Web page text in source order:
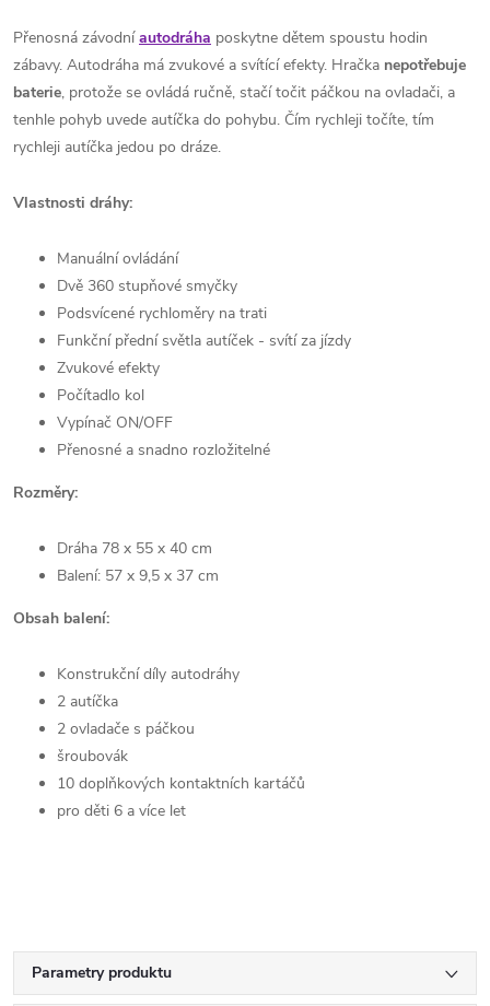
Přenosná závodníautodráha poskytne dětem spoustu hodin
zábavy. Autodráha má zvukové a svítící efekty. Hračka nepotřebuje
baterie, protože se ovládá ručně, stačí točit páčkou na ovladači, a
tenhle pohyb uvede autíčka do pohybu. Čím rychleji točíte, tím
rychleji autíčka jedou po dráze.
Vlastnosti dráhy:
Manuální ovládání
Dvě 360 stupňové smyčky
Podsvícené rychloměry na trati
Funkční přední světla autíček - svítí za jízdy
Zvukové efekty
Počítadlo kol
Vypínač ON/OFF
Přenosné a snadno rozložitelné
Rozměry:
Dráha 78 x 55 x 40 cm
Balení: 57 x 9,5 x 37 cm
Obsah balení:
Konstrukční díly autodráhy
2 autíčka
2 ovladače s páčkou
šroubovák
10 doplňkových kontaktních kartáčů
pro děti 6 a více let
Parametry produktu